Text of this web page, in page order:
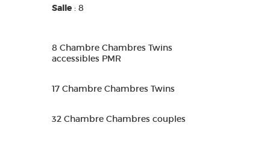
Salle : 8
8 Chambre Chambres Twins
accessibles PMR
17 Chambre Chambres Twins
32 Chambre Chambres couples